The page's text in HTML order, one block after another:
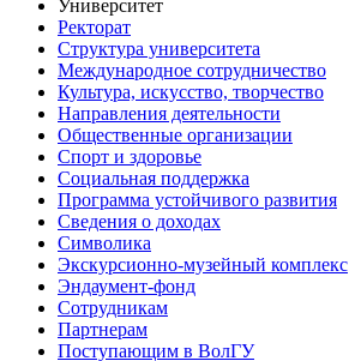
Университет
Ректорат
Структура университета
Международное сотрудничество
Культура, искусство, творчество
Направления деятельности
Общественные организации
Спорт и здоровье
Социальная поддержка
Программа устойчивого развития
Сведения о доходах
Символика
Экскурсионно-музейный комплекс
Эндаумент-фонд
Сотрудникам
Партнерам
Поступающим в ВолГУ